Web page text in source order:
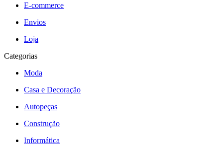
E-commerce
Envios
Loja
Categorias
Moda
Casa e Decoração
Autopeças
Construção
Informática